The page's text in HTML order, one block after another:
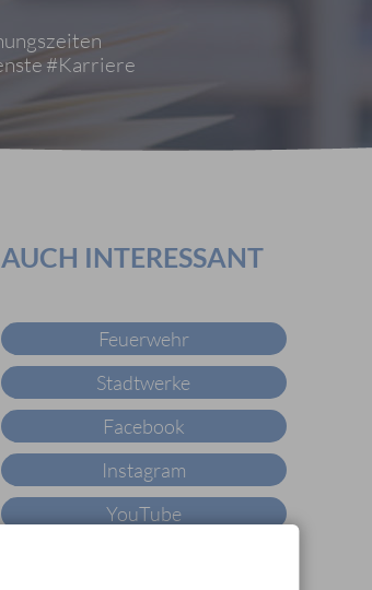
#Karriere
AUCH INTERESSANT
Feuerwehr
Stadtwerke
Facebook
Instagram
YouTube